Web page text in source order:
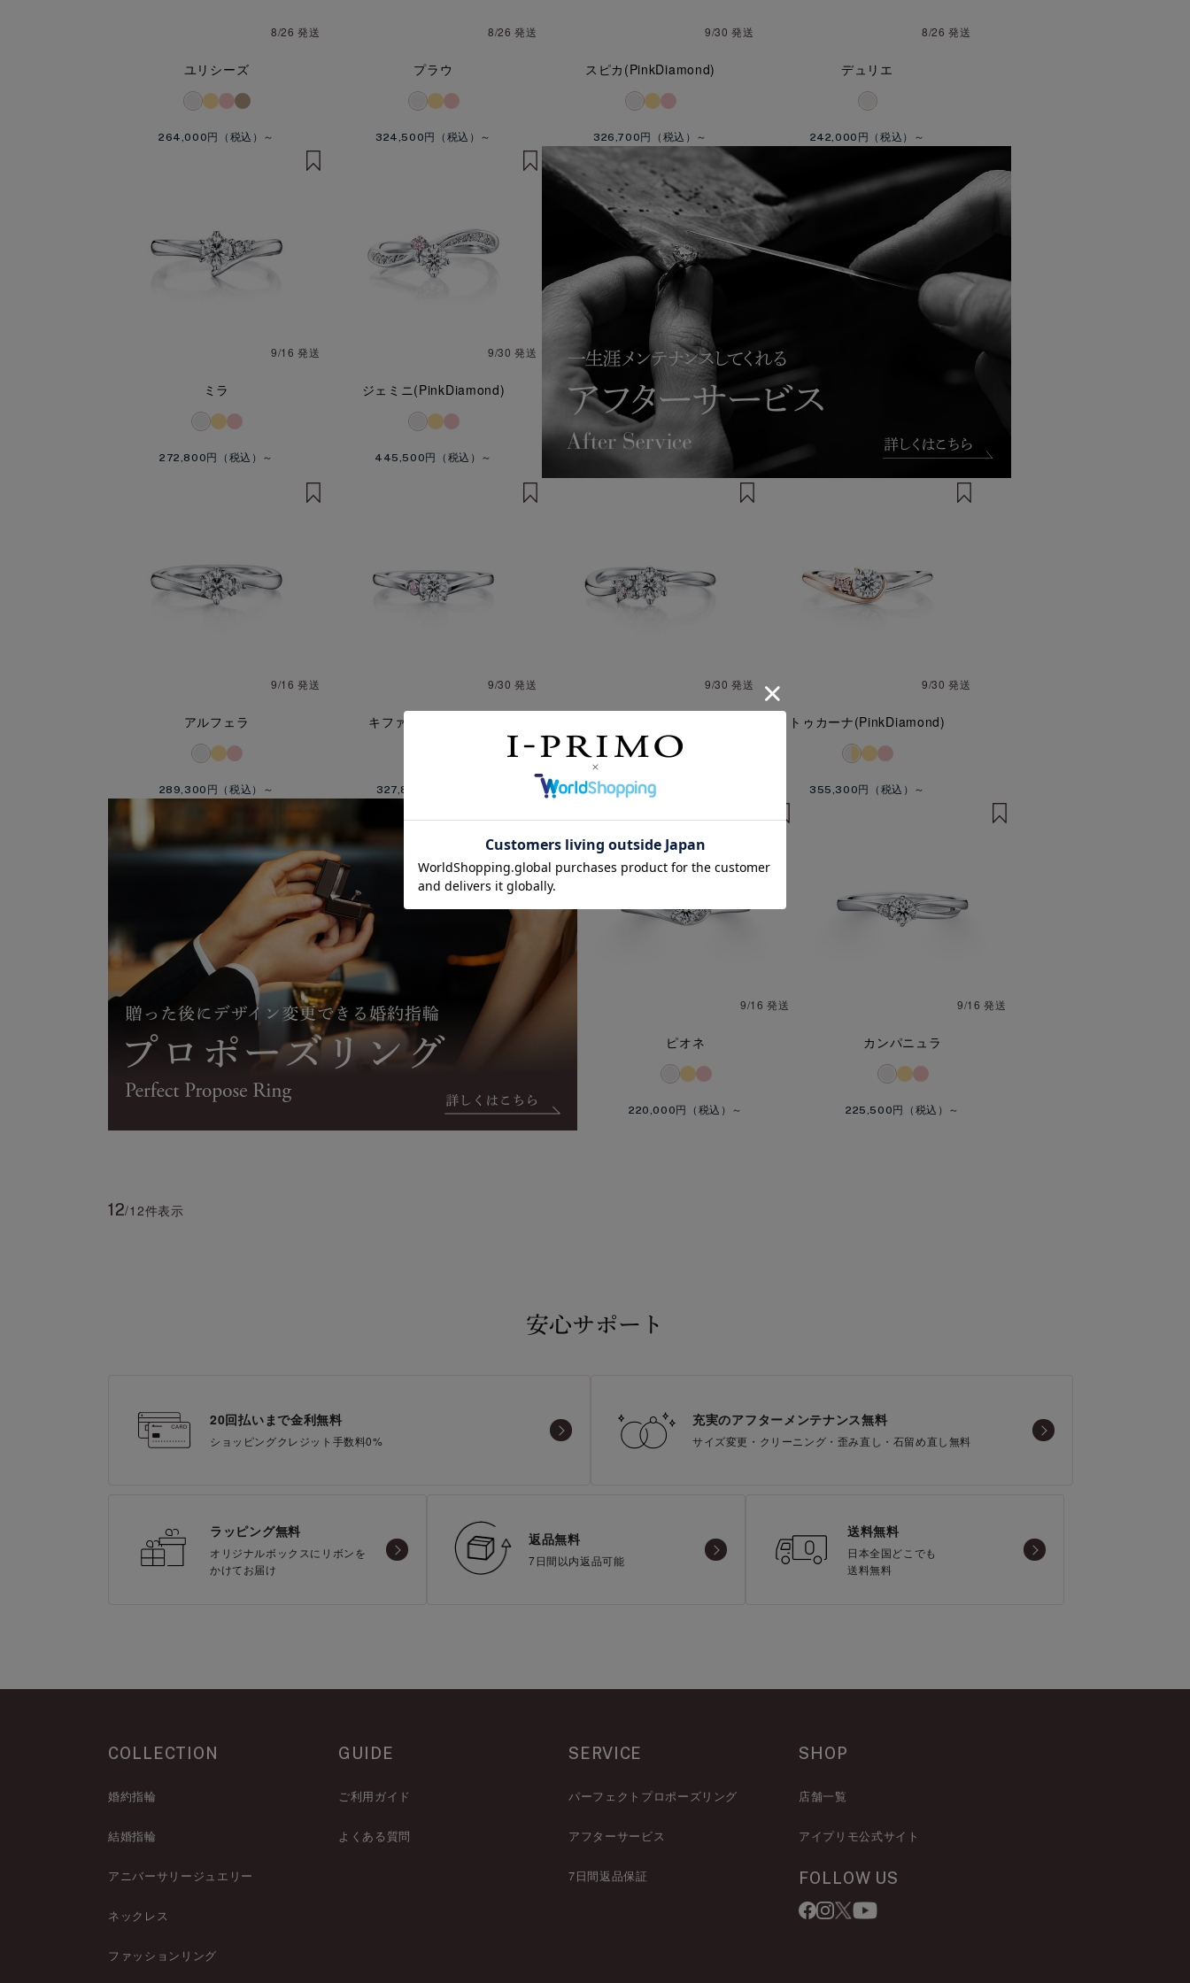
8/26 発送
ユリシーズ
264,000円
8/26 発送
プラウ
324,500円
9/30 発送
スピカ(PinkDiamond)
326,700円
8/26 発送
デュリエ
242,000円
9/16 発送
ミラ
272,800円
9/30 発送
ジェミニ(PinkDiamond)
445,500円
9/16 発送
アルフェラ
289,300円
9/30 発送
キファ(PinkDiamond)
327,800円
9/30 発送
333,300円
9/30 発送
トゥカーナ(PinkDiamond)
355,300円
9/16 発送
ピオネ
220,000円
9/16 発送
カンパニュラ
225,500円
12/12件表示
安心サポート
20回払いまで金利無料
ショッピングクレジット手数料0%
充実のアフターメンテナンス無料
サイズ変更・クリーニング・歪み直し・石留め直し無料
ラッピング無料
オリジナルボックスにリボンを
かけてお届け
返品無料
7日間以内返品可能
送料無料
日本全国どこでも
送料無料
COLLECTION
婚約指輪
結婚指輪
アニバーサリージュエリー
ネックレス
ファッションリング
GUIDE
ご利用ガイド
よくある質問
SERVICE
パーフェクトプロポーズリング
アフターサービス
7日間返品保証
SHOP
店舗一覧
アイプリモ公式サイト
FOLLOW US